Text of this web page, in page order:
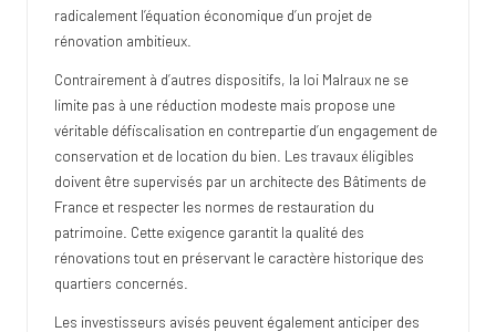
radicalement l’équation économique d’un projet de
rénovation ambitieux.
Contrairement à d’autres dispositifs, la loi Malraux ne se
limite pas à une réduction modeste mais propose une
véritable défiscalisation en contrepartie d’un engagement de
conservation et de location du bien. Les travaux éligibles
doivent être supervisés par un architecte des Bâtiments de
France et respecter les normes de restauration du
patrimoine. Cette exigence garantit la qualité des
rénovations tout en préservant le caractère historique des
quartiers concernés.
Les investisseurs avisés peuvent également anticiper des